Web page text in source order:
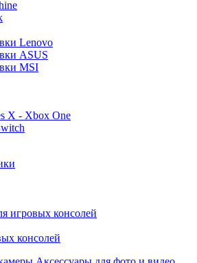
Lenovo
ASUS
MSI
X - Xbox One
игровых консолей
консолей